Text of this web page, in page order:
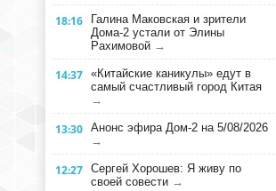
18:16
Галина Маковская и зрители
Дома-2 устали от Элины
Рахимовой →
14:37 «Китайские каникулы» едут в
самый счастливый город Китая
→
13:30 Анонс эфира Дом-2 на 5/08/2026
→
12:27 Сергей Хорошев: Я живу по
своей совести →